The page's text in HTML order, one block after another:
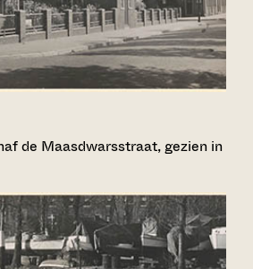
de Maasdwarsstraat, gezien in